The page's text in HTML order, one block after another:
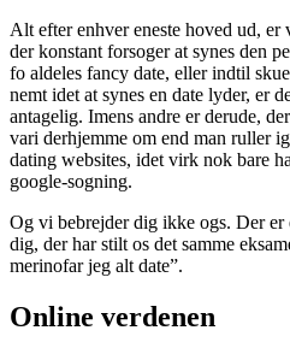
la
publication :
Alt efter enhver eneste hoved ud,
der konstant forsoger at synes den
fo aldeles fancy date, eller indtil
nemt idet at synes en date lyder, er
antagelig. Imens andre er derude,
vari derhjemme om end man ruller
dating websites, idet virk nok bare
google-sogning.
Og vi bebrejder dig ikke ogs. Der er
dig, der har stilt ­os det samme
merinofar jeg alt date”.
Online verdenen